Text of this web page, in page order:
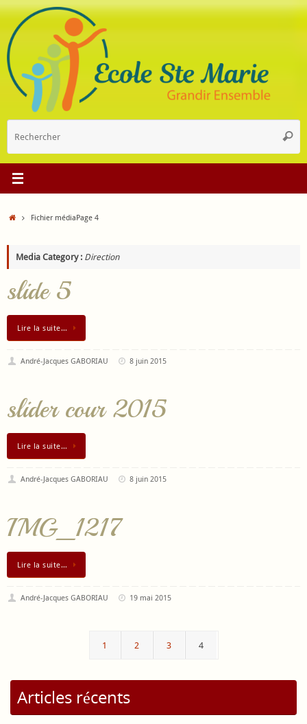
Passer
contenu
:
AccueilFichier médiaPage 4
Media Category : Direction
slide 5
Lire la suite…
André-Jacques GABORIAU 8 juin 2015
slider cour 2015
Lire la suite…
André-Jacques GABORIAU 8 juin 2015
IMG_1217
Lire la suite…
André-Jacques GABORIAU 19 mai 2015
1 2 3 4
Articles récents